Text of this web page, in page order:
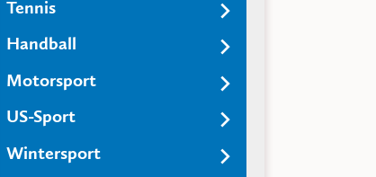
Tennis
Handball
Motorsport
US-Sport
Wintersport
spannend machen
Moneyball ist ein Film der schon
als Konzept scheitern sollte.
Baseball als Sport ist außerhalb
von Amerika weniger beliebt und